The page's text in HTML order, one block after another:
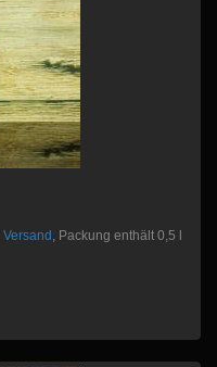
Versand , Packung enthält 0,5 l